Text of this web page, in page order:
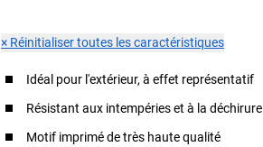
× Réinitialiser toutes les caractéristiques
Idéal pour l'extérieur, à effet représentatif
Résistant aux intempéries et à la déchirure
Motif imprimé de très haute qualité